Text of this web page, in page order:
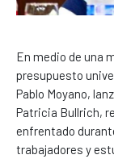
En medio de una
presupuesto
Pablo Moyano,
Patricia Bullrich,
enfrentado
trabajadores y